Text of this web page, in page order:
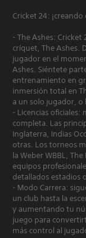
Cricket 24:
- The Ashes:
críquet, The Ashes.
jugador en el
Ashes. Siéntete
entrenamiento en
inmersión total en
a un solo jugador, o
- Licencias
completa. Las
Inglaterra, Indias
otras. Los torneos
la Weber WBBL,
equipos
detallados estadios
- Modo Carrera:
un club hasta la
y aumentando tu
juego para
más control al